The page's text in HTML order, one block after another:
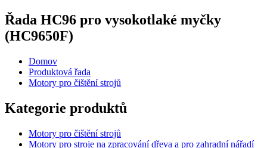
Řada HC96 pro vysokotlaké myčky
(HC9650F)
Domov
Produktová řada
Motory pro čištění strojů
Kategorie produktů
Motory pro čištění strojů
Motory pro stroje na zpracování dřeva a pro zahradní nářadí